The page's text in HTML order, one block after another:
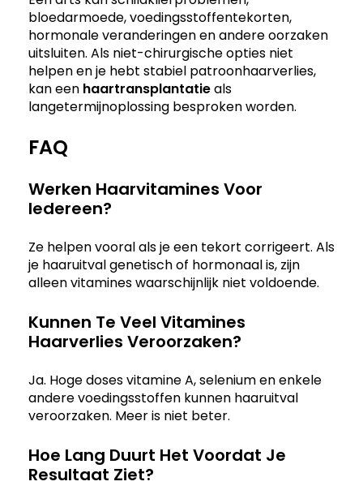
bloedarmoede, voedingsstoffentekorten,
hormonale veranderingen en andere oorzaken
uitsluiten. Als niet-chirurgische opties niet
helpen en je hebt stabiel patroonhaarverlies,
kan een haartransplantatieals
langetermijnoplossing besproken worden.
FAQ
Werken Haarvitamines Voor
Iedereen?
Ze helpen vooral als je een tekort corrigeert. Als
je haaruitval genetisch of hormonaal is, zijn
alleen vitamines waarschijnlijk niet voldoende.
Kunnen Te Veel Vitamines
Haarverlies Veroorzaken?
Ja. Hoge doses vitamine A, selenium en enkele
andere voedingsstoffen kunnen haaruitval
veroorzaken. Meer is niet beter.
Hoe Lang Duurt Het Voordat Je
Resultaat Ziet?